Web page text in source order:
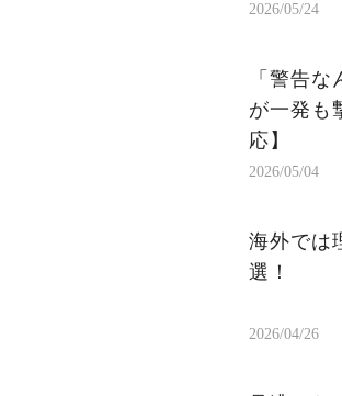
2026/05/24
「警告
が一発も
応】
2026/05/04
海外では
選！
2026/04/26